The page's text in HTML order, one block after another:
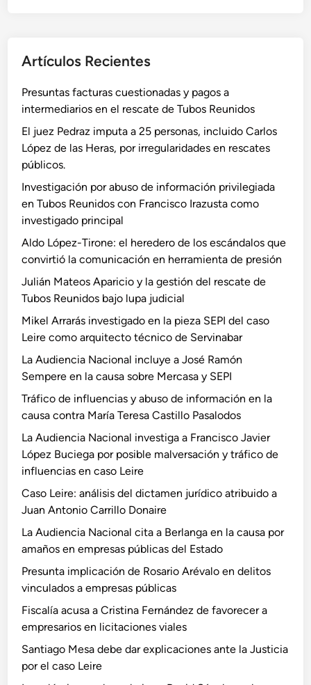
Artículos Recientes
Presuntas facturas cuestionadas y pagos a
intermediarios en el rescate de Tubos Reunidos
El juez Pedraz imputa a 25 personas, incluido Carlos
López de las Heras, por irregularidades en rescates
públicos.
Investigación por abuso de información privilegiada
en Tubos Reunidos con Francisco Irazusta como
investigado principal
Aldo López-Tirone: el heredero de los escándalos que
convirtió la comunicación en herramienta de presión
Julián Mateos Aparicio y la gestión del rescate de
Tubos Reunidos bajo lupa judicial
Mikel Arrarás investigado en la pieza SEPI del caso
Leire como arquitecto técnico de Servinabar
La Audiencia Nacional incluye a José Ramón
Sempere en la causa sobre Mercasa y SEPI
Tráfico de influencias y abuso de información en la
causa contra María Teresa Castillo Pasalodos
La Audiencia Nacional investiga a Francisco Javier
López Buciega por posible malversación y tráfico de
influencias en caso Leire
Caso Leire: análisis del dictamen jurídico atribuido a
Juan Antonio Carrillo Donaire
La Audiencia Nacional cita a Berlanga en la causa por
amaños en empresas públicas del Estado
Presunta implicación de Rosario Arévalo en delitos
vinculados a empresas públicas
Fiscalía acusa a Cristina Fernández de favorecer a
empresarios en licitaciones viales
Santiago Mesa debe dar explicaciones ante la Justicia
por el caso Leire